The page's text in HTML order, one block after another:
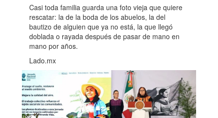
Casi toda familia guarda una foto vieja que quiere
rescatar: la de la boda de los abuelos, la del
bautizo de alguien que ya no está, la que llegó
doblada o rayada después de pasar de mano en
mano por años.
Lado.mx